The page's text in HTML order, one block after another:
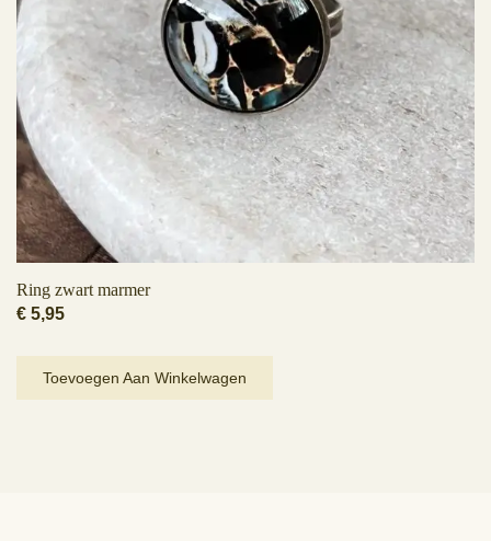
Ring zwart marmer
€ 5,95
Toevoegen Aan Winkelwagen